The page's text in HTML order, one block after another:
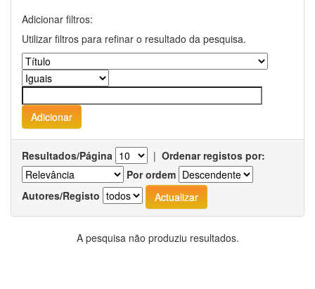
Adicionar filtros:
Utilizar filtros para refinar o resultado da pesquisa.
Resultados/Página | Ordenar registos por:
Por ordem
Autores/Registo
A pesquisa não produziu resultados.